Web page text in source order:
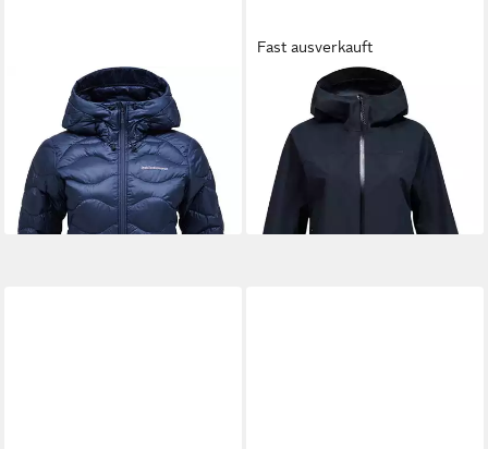
PEAK PERFORMANCE
Funktionsjacke Peak
Performance Damen Helium
Down Hybrid Jacke
280,00 €
lieferbar - in 2-3 Werktagen bei dir
Fast ausverkauft
PEAK PERFORMANCE
Funktionsjacke PEAK
PERFORMANCE Damen Shell
Parka Treeline
280,00 €
lieferbar - in 2-3 Werktagen bei dir